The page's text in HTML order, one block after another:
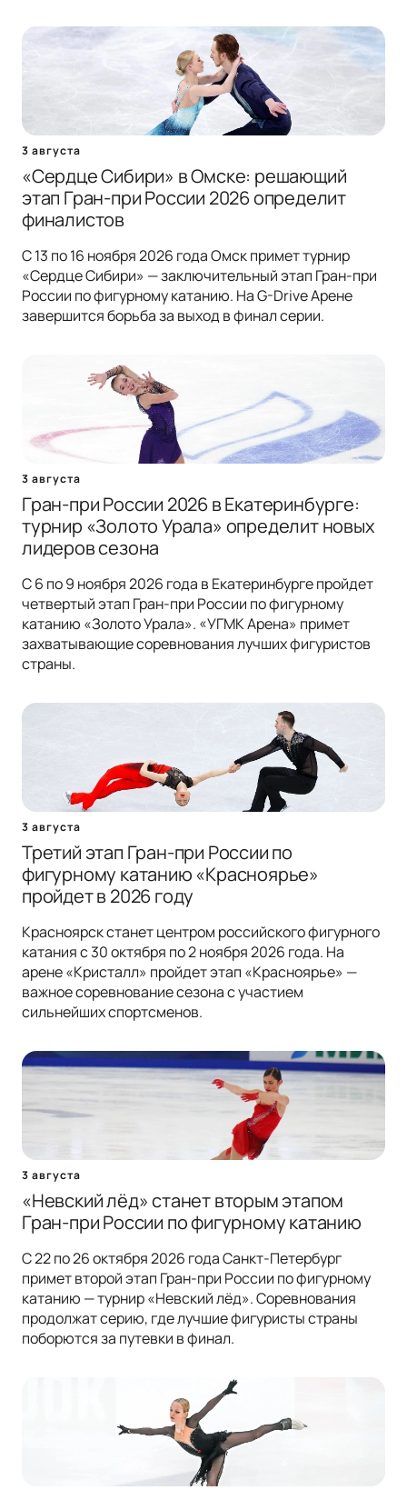
3 августа
«Сердце Сибири» в Омске: решающий
этап Гран-при России 2026 определит
финалистов
С 13 по 16 ноября 2026 года Омск примет турнир
«Сердце Сибири» — заключительный этап Гран-при
России по фигурному катанию. На G-Drive Арене
завершится борьба за выход в финал серии.
3 августа
Гран-при России 2026 в Екатеринбурге:
турнир «Золото Урала» определит новых
лидеров сезона
С 6 по 9 ноября 2026 года в Екатеринбурге пройдет
четвертый этап Гран-при России по фигурному
катанию «Золото Урала». «УГМК Арена» примет
захватывающие соревнования лучших фигуристов
страны.
3 августа
Третий этап Гран-при России по
фигурному катанию «Красноярье»
пройдет в 2026 году
Красноярск станет центром российского фигурного
катания с 30 октября по 2 ноября 2026 года. На
арене «Кристалл» пройдет этап «Красноярье» —
важное соревнование сезона с участием
сильнейших спортсменов.
3 августа
«Невский лёд» станет вторым этапом
Гран-при России по фигурному катанию
С 22 по 26 октября 2026 года Санкт-Петербург
примет второй этап Гран-при России по фигурному
катанию — турнир «Невский лёд». Соревнования
продолжат серию, где лучшие фигуристы страны
поборются за путевки в финал.